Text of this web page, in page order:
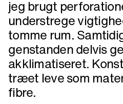
jeg brugt
understrege
tomme rum.
genstanden delvis
akklimatiseret.
træet leve som
fibre.